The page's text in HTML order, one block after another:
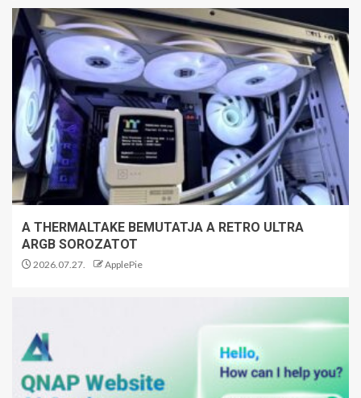
A THERMALTAKE BEMUTATJA A RETRO ULTRA
ARGB SOROZATOT
2026.07.27. ApplePie